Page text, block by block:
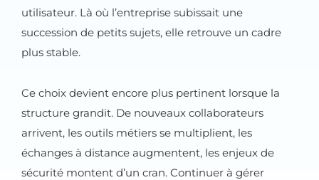
utilisateur. Là où l’entreprise subissait une
succession de petits sujets, elle retrouve un cadre
plus stable.
Ce choix devient encore plus pertinent lorsque la
structure grandit. De nouveaux collaborateurs
arrivent, les outils métiers se multiplient, les
échanges à distance augmentent, les enjeux de
sécurité montent d’un cran. Continuer à gérer